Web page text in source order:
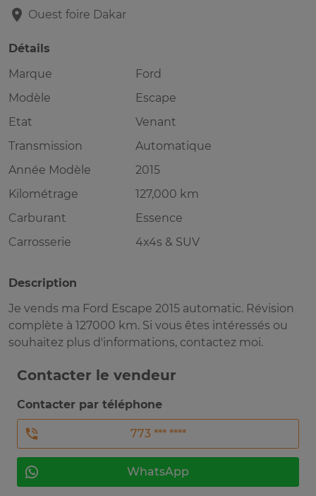
Ouest foire Dakar
Détails
Marque
Ford
Modèle
Escape
Etat
Venant
Transmission
Automatique
Année Modèle
2015
Kilométrage
127,000 km
Carburant
Essence
Carrosserie
4x4s & SUV
Description
Je vends ma Ford Escape 2015 automatic. Révision
complète à 127000 km. Si vous êtes intéressés ou
souhaitez plus d'informations, contactez moi.
Contacter le vendeur
Contacter par téléphone
773 *** ****
WhatsApp